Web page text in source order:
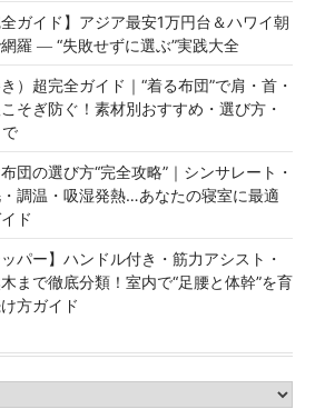
全ガイド】アジア最安1万円台＆ハワイ朝
羅 ― “失敗せずに選ぶ”実践大全
）超完全ガイド｜“着る布団”で肩・首・
そぎ防ぐ！素材別おすすめ・選び方・
団の選び方“完全攻略”｜シンサレート・
調温・吸湿発熱…あなたの寝室に最適
ド
ッパー】ハンドル付き・筋力アシスト・
まで徹底分類！室内で“足腰と体幹”を育
方ガイド